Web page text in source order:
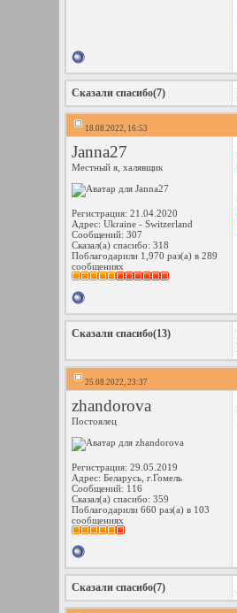
Сказали спасибо(7)
18.08.2022, 16:53
Janna27
Местный я, халявщик
Регистрация: 21.04.2020
Адрес: Ukraine - Switzerland
Сообщений: 307
Сказал(а) спасибо: 318
Поблагодарили 1,970 раз(а) в 289
сообщениях
Сказали спасибо(13)
25.08.2022, 23:37
zhandorova
Постоялец
Регистрация: 29.05.2019
Адрес: Беларусь, г.Гомель
Сообщений: 116
Сказал(а) спасибо: 359
Поблагодарили 660 раз(а) в 103
сообщениях
Сказали спасибо(7)